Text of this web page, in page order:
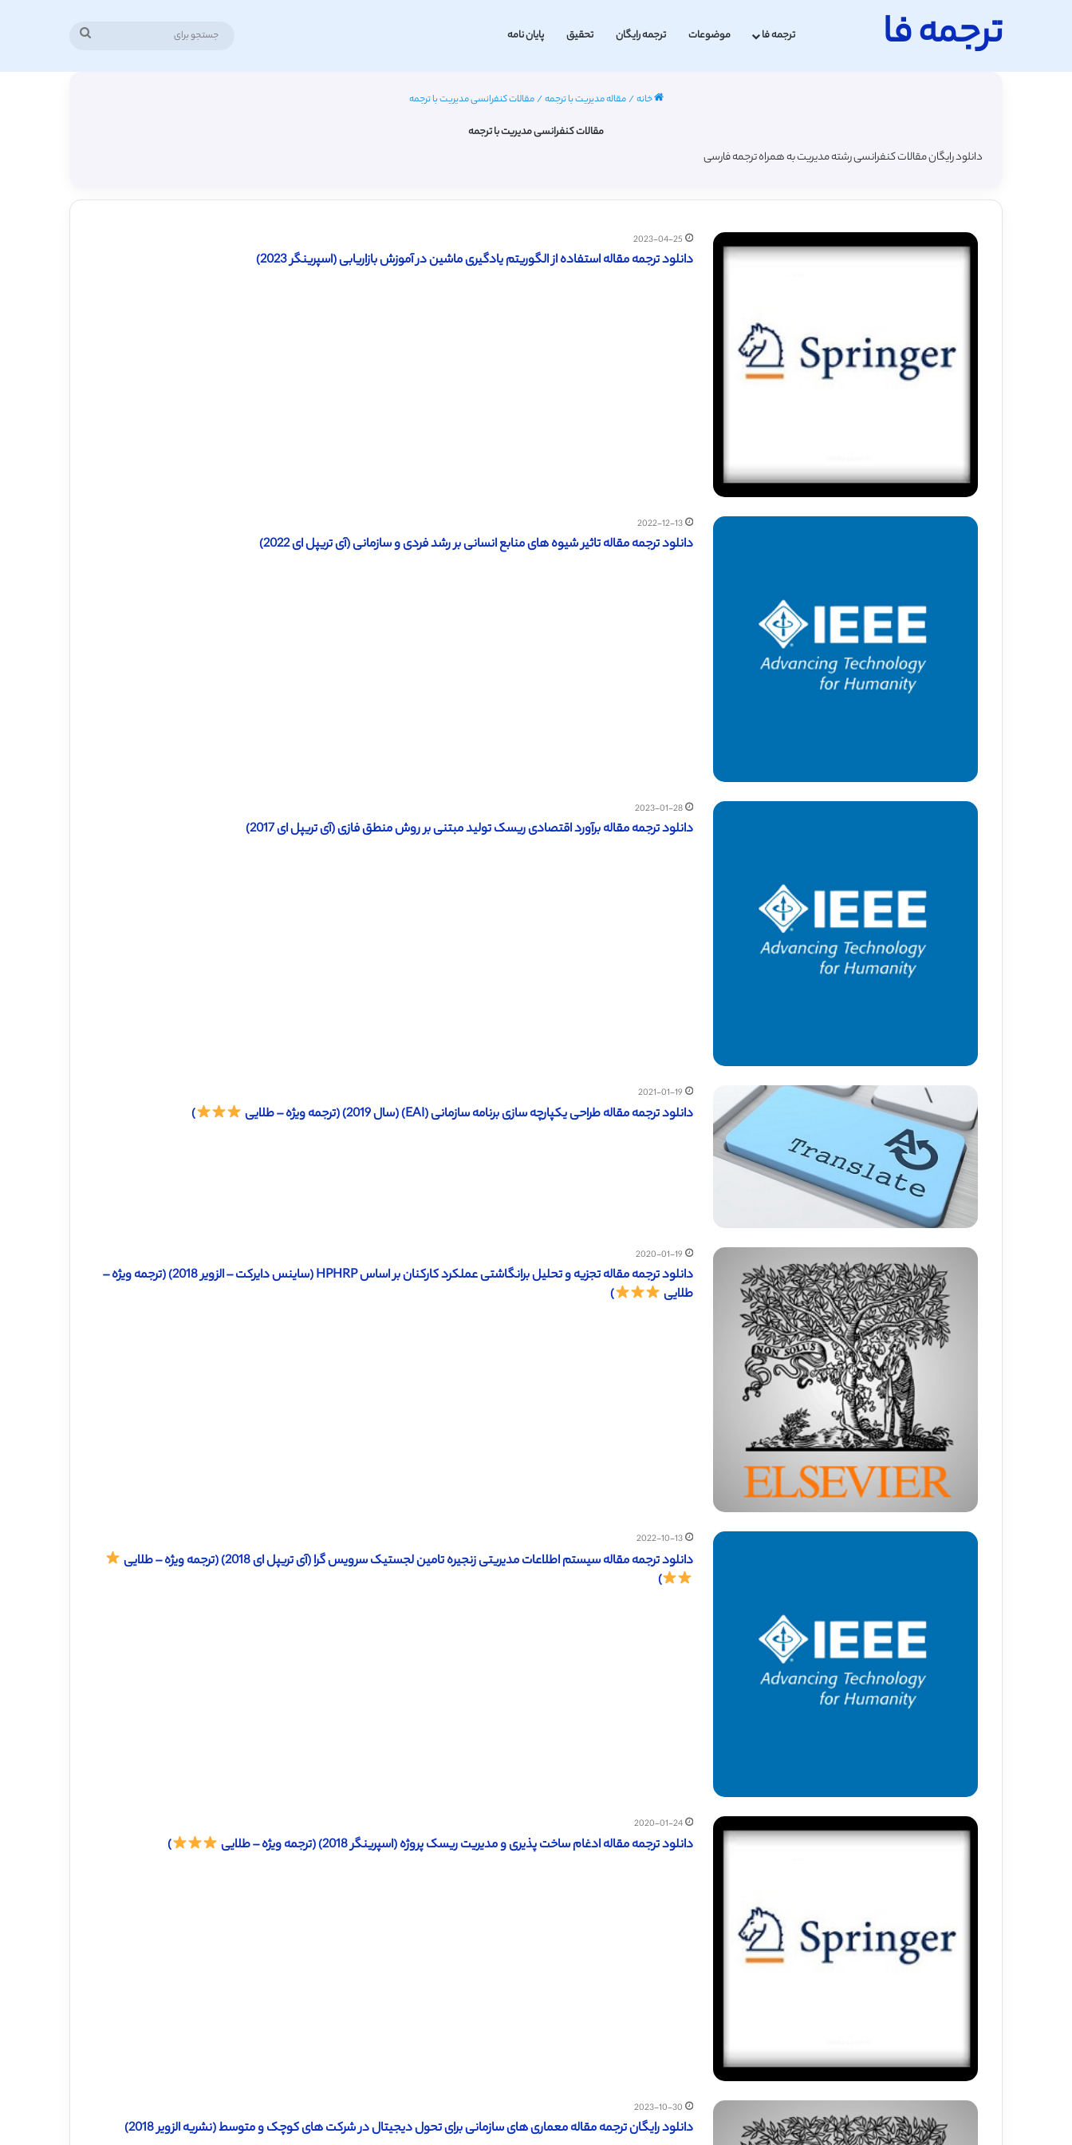
ترجمه فا ترجمه فا موضوعات ترجمه رایگان تحقیق پایان نامه
خانه/مقاله مدیریت با ترجمه/مقالات کنفرانسی مدیریت با ترجمه
مقالات کنفرانسی مدیریت با ترجمه
دانلود رایگان مقالات کنفرانسی رشته مدیریت به همراه ترجمه فارسی
2023-04-25
دانلود ترجمه مقاله استفاده از الگوریتم یادگیری ماشین در آموزش بازاریابی (اسپرینگر 2023)
2022-12-13
دانلود ترجمه مقاله تاثیر شیوه های منابع انسانی بر رشد فردی و سازمانی (آی تریپل ای 2022)
2023-01-28
دانلود ترجمه مقاله برآورد اقتصادی ریسک تولید مبتنی بر روش منطق فازی (آی تریپل ای 2017)
2021-01-19
دانلود ترجمه مقاله طراحی یکپارچه سازی برنامه سازمانی (EAI) (سال 2019) (ترجمه ویژه – طلایی )
2020-01-19
دانلود ترجمه مقاله تجزیه و تحلیل برانگاشتی عملکرد کارکنان بر اساس HPHRP (ساینس دایرکت – الزویر 2018) (ترجمه ویژه –
طلایی
)
2022-10-13
دانلود ترجمه مقاله سیستم اطلاعات مدیریتی زنجیره تامین لجستیک سرویس گرا (آی تریپل ای 2018) (ترجمه ویژه – طلایی
)
2020-01-24
دانلود ترجمه مقاله ادغام ساخت پذیری و مدیریت ریسک پروژه (اسپرینگر 2018) (ترجمه ویژه – طلایی )
2023-10-30
دانلود رایگان ترجمه مقاله معماری های سازمانی برای تحول دیجیتال در شرکت های کوچک و متوسط (نشریه الزویر 2018)